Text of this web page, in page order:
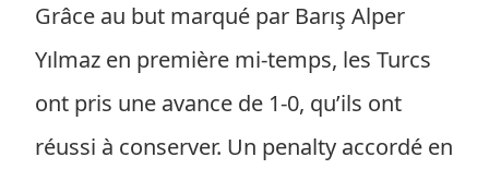
Grâce au but marqué par Barış Alper
Yılmaz en première mi-temps, les Turcs
ont pris une avance de 1-0, qu’ils ont
réussi à conserver. Un penalty accordé en